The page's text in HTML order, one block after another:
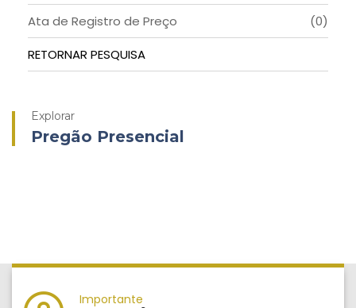
Ata de Registro de Preço
(0)
RETORNAR PESQUISA
Explorar
Pregão Presencial
Importante